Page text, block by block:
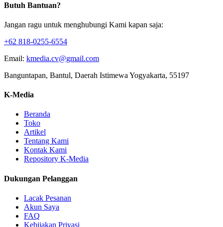
Butuh Bantuan?
Jangan ragu untuk menghubungi Kami kapan saja:
+62 818-0255-6554
Email: kmedia.cv@gmail.com
Banguntapan, Bantul, Daerah Istimewa Yogyakarta, 55197
K-Media
Beranda
Toko
Artikel
Tentang Kami
Kontak Kami
Repository K-Media
Dukungan Pelanggan
Lacak Pesanan
Akun Saya
FAQ
Kebijakan Privasi